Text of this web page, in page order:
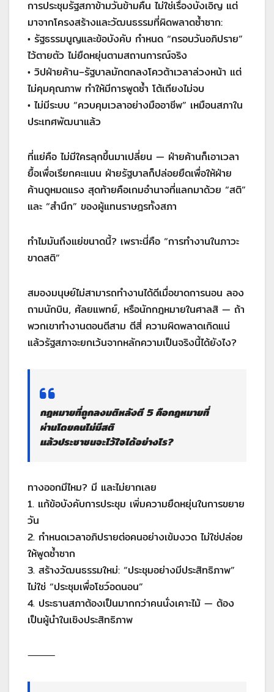
การประชุมรัฐสภาข้ามวันข้ามคืน ไม่ใช่เรื่องบังเอิญ แต่
มาจากโครงสร้างและวัฒนธรรมที่ผิดพลาดซ้ำซาก:
• รัฐธรรมนูญและข้อบังคับ กำหนด “กรอบวันอภิปราย”
ไว้ตายตัว ไม่ยืดหยุ่นตามสถานการณ์จริง
• วิปฝ่ายค้าน–รัฐบาลมักตกลงโควต้าเวลาล่วงหน้า แต่
ไม่คุมคุณภาพ ทำให้มีการพูดซ้ำ โต้เถียงไม่จบ
• ไม่มีระบบ “ควบคุมเวลาอย่างมืออาชีพ” เหมือนสภาใน
ประเทศพัฒนาแล้ว
ที่แย่คือ ไม่มีใครลุกขึ้นมาเปลี่ยน — ฝ่ายค้านก็เอาเวลา
ยื้อเพื่อเรียกคะแนน ฝ่ายรัฐบาลก็ปล่อยยืดเพื่อให้ฝ่าย
ค้านดูหมดแรง สุดท้ายคือเกมอำนาจที่แลกมาด้วย “สติ”
และ “สำนึก” ของผู้แทนราษฎรทั้งสภา
ทำไมมันถึงแย่ขนาดนี้? เพราะนี่คือ “การทำงานในภาวะ
ขาดสติ”
สมองมนุษย์ไม่สามารถทำงานได้ดีเมื่อขาดการนอน ลอง
ถามนักบิน, ศัลยแพทย์, หรือนักกฎหมายในศาลสิ — ถ้า
พวกเขาทำงานตอนตีสาม ตีสี่ ความผิดพลาดเกิดแน่
แล้วรัฐสภาจะยกเว้นจากหลักความเป็นจริงนี้ได้ยังไง?
กฎหมายที่ถูกลงมติหลังตี 5 คือกฎหมายที่
ผ่านโดยคนไม่มีสติ
แล้วประชาชนจะไว้ใจได้อย่างไร?
ทางออกมีไหม? มี และไม่ยากเลย
1. แก้ข้อบังคับการประชุม เพิ่มความยืดหยุ่นในการขยาย
วัน
2. กำหนดเวลาอภิปรายต่อคนอย่างเข้มงวด ไม่ใช่ปล่อย
ให้พูดซ้ำซาก
3. สร้างวัฒนธรรมใหม่: “ประชุมอย่างมีประสิทธิภาพ”
ไม่ใช่ “ประชุมเพื่อโชว์อดนอน”
4. ประธานสภาต้องเป็นมากกว่าคนนั่งเคาะไม้ — ต้อง
เป็นผู้นำในเชิงประสิทธิภาพ
⸻